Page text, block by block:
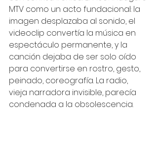
MTV como un acto fundacional: la
imagen desplazaba al sonido, el
videoclip convertía la música en
espectáculo permanente, y la
canción dejaba de ser solo oído
para convertirse en rostro, gesto,
peinado, coreografía. La radio,
vieja narradora invisible, parecía
condenada a la obsolescencia.